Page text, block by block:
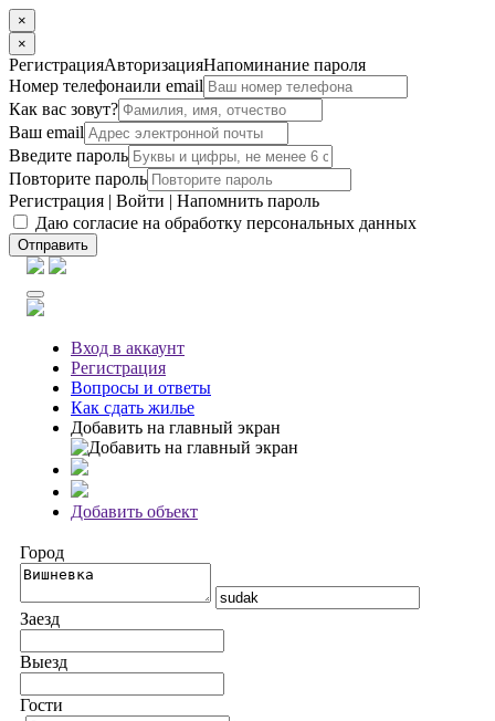
×
×
РегистрацияАвторизацияНапоминание пароля
Номер телефонаили email
Как вас зовут?
Ваш email
Введите пароль
Повторите пароль
Регистрация | Войти | Напомнить пароль
Даю согласие на обработку персональных данных
Отправить
Вход в аккаунт
Регистрация
Вопросы и ответы
Как сдать жилье
Добавить на главный экран
Добавить объект
Город
Заезд
Выезд
Гости